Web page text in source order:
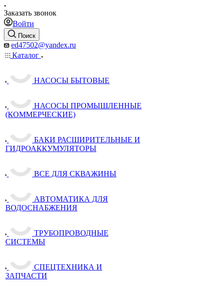
Заказать звонок
Войти
Поиск
ed47502@yandex.ru
Каталог
НАСОСЫ БЫТОВЫЕ
НАСОСЫ ПРОМЫШЛЕННЫЕ
(КОММЕРЧЕСКИЕ)
БАКИ РАСШИРИТЕЛЬНЫЕ И
ГИДРОАККУМУЛЯТОРЫ
ВСЕ ДЛЯ СКВАЖИНЫ
АВТОМАТИКА ДЛЯ
ВОДОСНАБЖЕНИЯ
ТРУБОПРОВОДНЫЕ
СИСТЕМЫ
СПЕЦТЕХНИКА И
ЗАПЧАСТИ